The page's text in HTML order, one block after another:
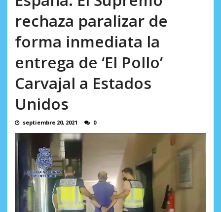
rechaza paralizar de
forma inmediata la
entrega de ‘El Pollo’
Carvajal a Estados
Unidos
septiembre 20, 2021 0